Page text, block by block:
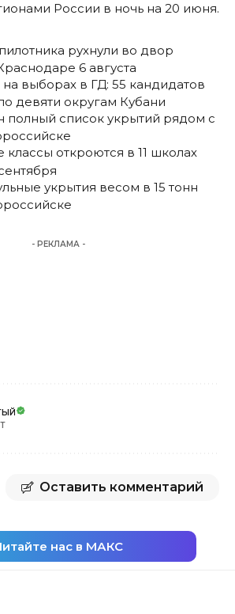
России в ночь на 20 июня.
рухнули во двор
6 августа
выборах в ГД: 55 кандидатов
девяти округам Кубани
полный список укрытий рядом с
откроются в 11 школах
укрытия весом в 15 тонн
- РЕКЛАМА -
Оставить комментарий
нас в МАКС